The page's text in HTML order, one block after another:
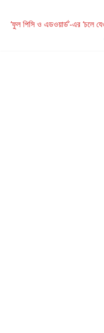
‘ফুল পিসি ও এডওয়ার্ড’-এর ‘চলে
রবীন্দ্রনাথ ও গুলজারের সৃষ্টির
কলের গান থেকে রীলস্ — বাঙালির